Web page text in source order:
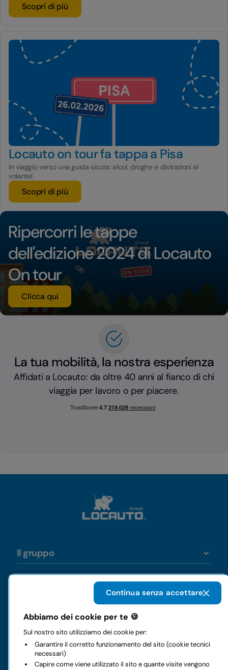
Scopri di più
Locauto on tour fa tappa a Pisa
In viaggio verso una guida sicura: alcol, droghe e distrazioni al
volante!
Scopri di più
Ripercorri le tappe
dell'edizione 2024 di Locauto
On tour
Clicca qui
La tua mobilità, la nostra esperienza
Affidati a Locauto: da oltre 40 anni al fianco di chi
viaggia per lavoro o per piacere.
Il gruppo
Contatti
Note legali
Abbiamo dei cookie per te 🍪
Sul nostro sito utilizziamo dei cookie per:
Garantire il corretto funzionamento del sito (cookie tecnici
necessari)
Capire come viene utilizzato il sito e quante visite vengono
Continua senza accettare